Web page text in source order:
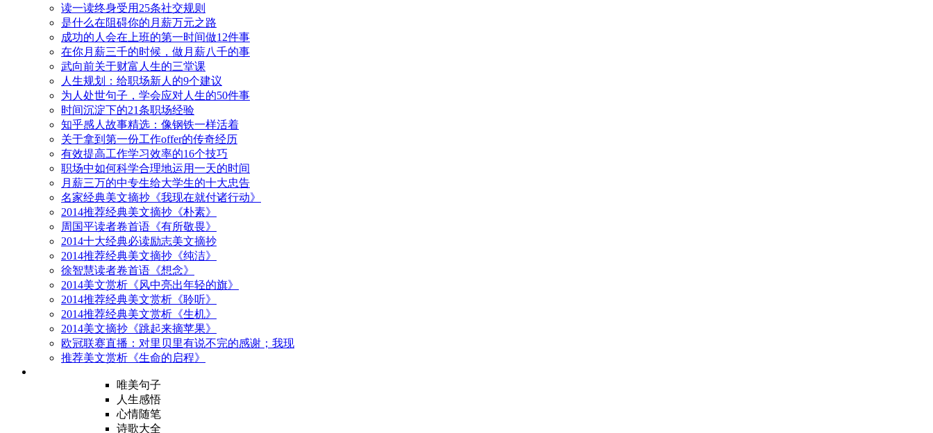
读一读终身受用25条社交规则
是什么在阻碍你的月薪万元之路
成功的人会在上班的第一时间做12件事
在你月薪三千的时候，做月薪八千的事
武向前关于财富人生的三堂课
人生规划：给职场新人的9个建议
为人处世句子，学会应对人生的50件事
时间沉淀下的21条职场经验
知乎感人故事精选：像钢铁一样活着
关于拿到第一份工作offer的传奇经历
有效提高工作学习效率的16个技巧
职场中如何科学合理地运用一天的时间
月薪三万的中专生给大学生的十大忠告
名家经典美文摘抄《我现在就付诸行动》
2014推荐经典美文摘抄《朴素》
周国平读者卷首语《有所敬畏》
2014十大经典必读励志美文摘抄
2014推荐经典美文摘抄《纯洁》
徐智慧读者卷首语《想念》
2014美文赏析《风中亮出年轻的旗》
2014推荐经典美文赏析《聆听》
2014推荐经典美文赏析《生机》
2014美文摘抄《跳起来摘苹果》
欧冠联赛直播：对里贝里有说不完的感谢；我现
推荐美文赏析《生命的启程》
唯美句子
人生感悟
心情随笔
诗歌大全